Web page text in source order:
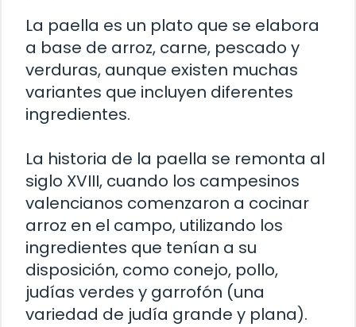
La paella es un plato que se elabora
a base de arroz, carne, pescado y
verduras, aunque existen muchas
variantes que incluyen diferentes
ingredientes.
La historia de la paella se remonta al
siglo XVIII, cuando los campesinos
valencianos comenzaron a cocinar
arroz en el campo, utilizando los
ingredientes que tenían a su
disposición, como conejo, pollo,
judías verdes y garrofón (una
variedad de judía grande y plana).